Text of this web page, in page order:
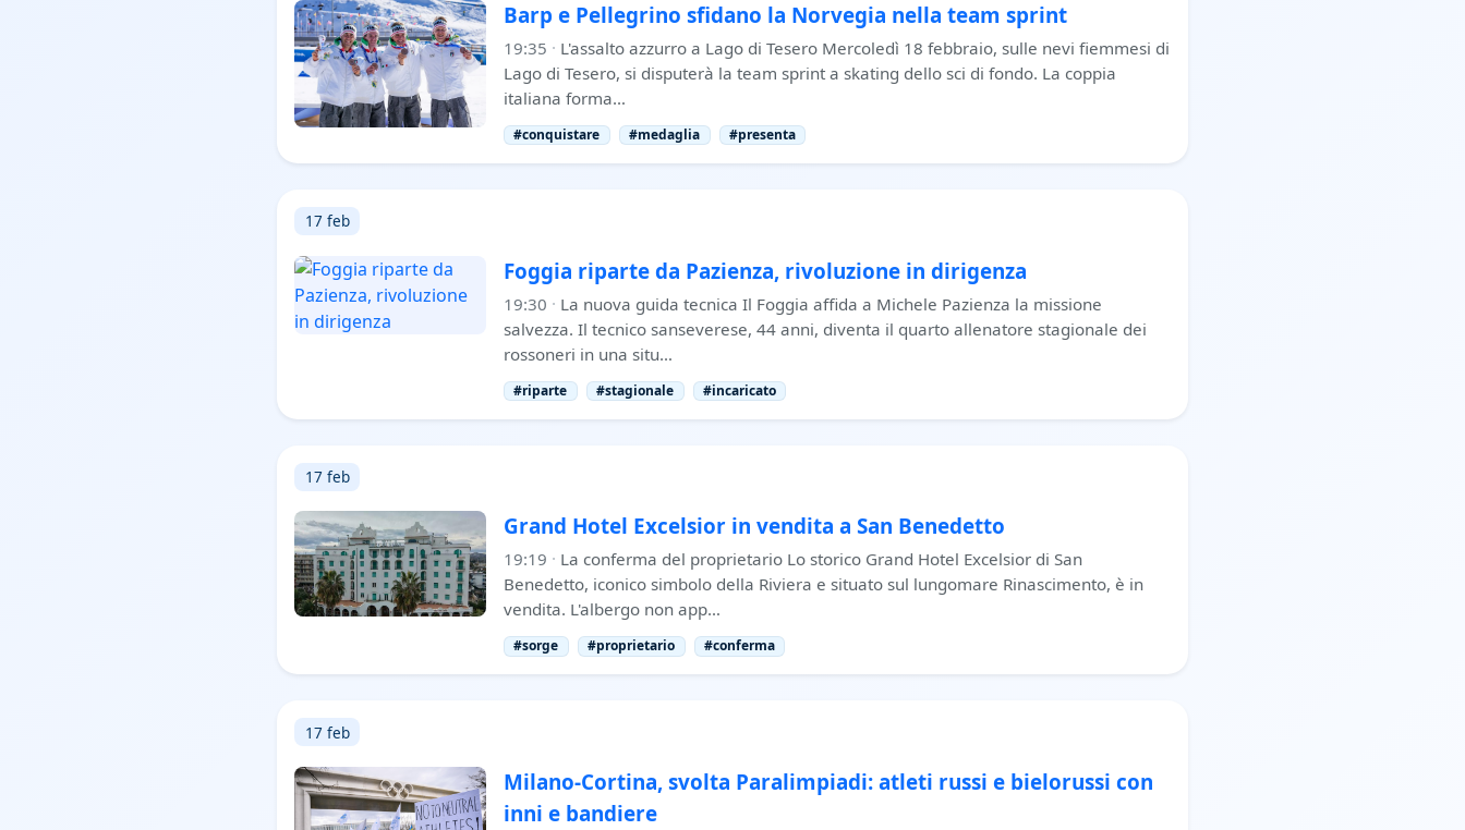
Barp e Pellegrino sfidano la Norvegia nella team sprint
19:35 · L'assalto azzurro a Lago di Tesero Mercoledì 18 febbraio, sulle nevi fiemmesi di
Lago di Tesero, si disputerà la team sprint a skating dello sci di fondo. La coppia
italiana forma…
#conquistare #medaglia #presenta
17 feb
Foggia riparte da Pazienza, rivoluzione in dirigenza
19:30 · La nuova guida tecnica Il Foggia affida a Michele Pazienza la missione
salvezza. Il tecnico sanseverese, 44 anni, diventa il quarto allenatore stagionale dei
rossoneri in una situ…
#riparte #stagionale #incaricato
17 feb
Grand Hotel Excelsior in vendita a San Benedetto
19:19 · La conferma del proprietario Lo storico Grand Hotel Excelsior di San
Benedetto, iconico simbolo della Riviera e situato sul lungomare Rinascimento, è in
vendita. L'albergo non app…
#sorge #proprietario #conferma
17 feb
Milano-Cortina, svolta Paralimpiadi: atleti russi e bielorussi con
inni e bandiere